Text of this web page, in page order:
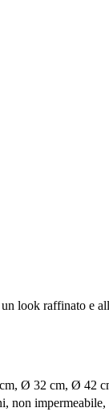
look raffinato e
Ø 32 cm, Ø 42
non